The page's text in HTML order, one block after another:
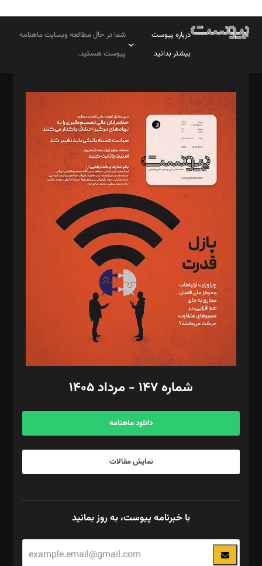
درباره پیوست
بیشتر بدانید
شما در حال مطالعه وبسایت ماهنامه
پیوست هستید.
مدیر مسئول: محمدباقر اثنی‌عشری
سردبیر: مهرک محمودی
دبیر تحریریه: میثم قاسمی
د‌بیر ناداستان: سمانه سمیع
د‌بیر خدمت و تجارت: ابوالفضل رجبی
د‌بیر حقوق فناوری: حسام‌الدین ایپکچی
د‌بیر پیوست جهان: مینا پاکدل
د‌بیر تحریریه آنلاین: بابک نقاش
تحریریه‌: مجتبی محمود‌ی، آرش برهمند، یسنا امان‌پور، سروش کرمیان،
مصطفی مسجدی آرانی، ابوالفضل رجبی، زهرا فکرانه، فائزه فتحی
رستمی،مصطفی باستان
ویرایش: نگار استاد‌‌آقا
طراح یونیفرم: مجید توکلی
فیلمبرداری و عکاسی: امیر شفیعی، مانی لطفی زاده
گرافیک و صفحه‌آرایی: سید‌سبحان‌علی ثابت
مد‌یر توسعه تجاری: کامبیز برید‌
امور مالی: شاپور رهبری، محمد‌ کاظمی‌نیا
آگهی و مشترکین: ۰۹۱۹۹۹۹۰۴۵۴
شماره ۱۴۷ - مرداد ۱۴۰۵
دانلود ماهنامه
نمایش مقالات
با خبرنامه پیوست، به روز بمانید